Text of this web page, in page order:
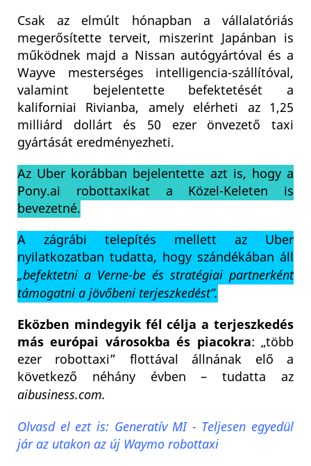
Csak az elmúlt hónapban a vállalatóriás
megerősítette terveit, miszerint Japánban is
működnek majd a Nissan autógyártóval és a
Wayve mesterséges intelligencia-szállítóval,
valamint bejelentette befektetését a
kaliforniai Rivianba, amely elérheti az 1,25
milliárd dollárt és 50 ezer önvezető taxi
gyártását eredményezheti.
Az Uber korábban bejelentette azt is, hogy a
Pony.ai robottaxikat a Közel-Keleten is
bevezetné.
A zágrábi telepítés mellett az Uber
nyilatkozatban tudatta, hogy szándékában áll
„befektetni a Verne-be és stratégiai partnerként
támogatni a jövőbeni terjeszkedést”.
Eközben mindegyik fél célja a terjeszkedés
más európai városokba és piacokra: „több
ezer robottaxi” flottával állnának elő a
következő néhány évben – tudatta az
aibusiness.com.
Olvasd el ezt is: Generatív MI - Teljesen egyedül
jár az utakon az új Waymo robottaxi